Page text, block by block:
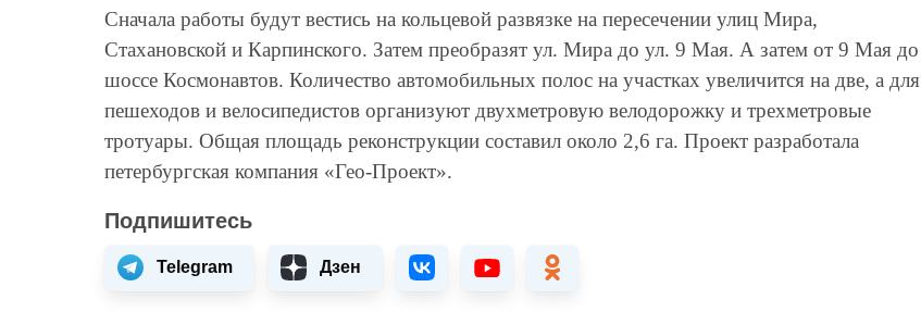
Сначала работы будут вестись на кольцевой развязке на пересечении улиц Мира,
Стахановской и Карпинского. Затем преобразят ул. Мира до ул. 9 Мая. А затем от 9 Мая до
шоссе Космонавтов. Количество автомобильных полос на участках увеличится на две, а для
пешеходов и велосипедистов организуют двухметровую велодорожку и трехметровые
тротуары. Общая площадь реконструкции составил около 2,6 га. Проект разработала
петербургская компания «Гео-Проект».
Подпишитесь
Telegram Дзен